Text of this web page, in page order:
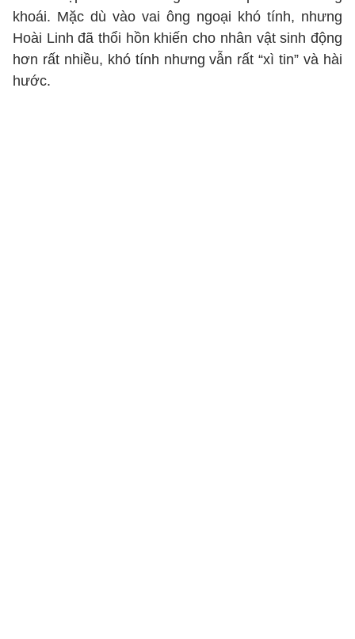
khoái. Mặc dù vào vai ông ngoại khó tính, nhưng
Hoài Linh đã thổi hồn khiến cho nhân vật sinh động
hơn rất nhiều, khó tính nhưng vẫn rất “xì tin” và hài
hước.